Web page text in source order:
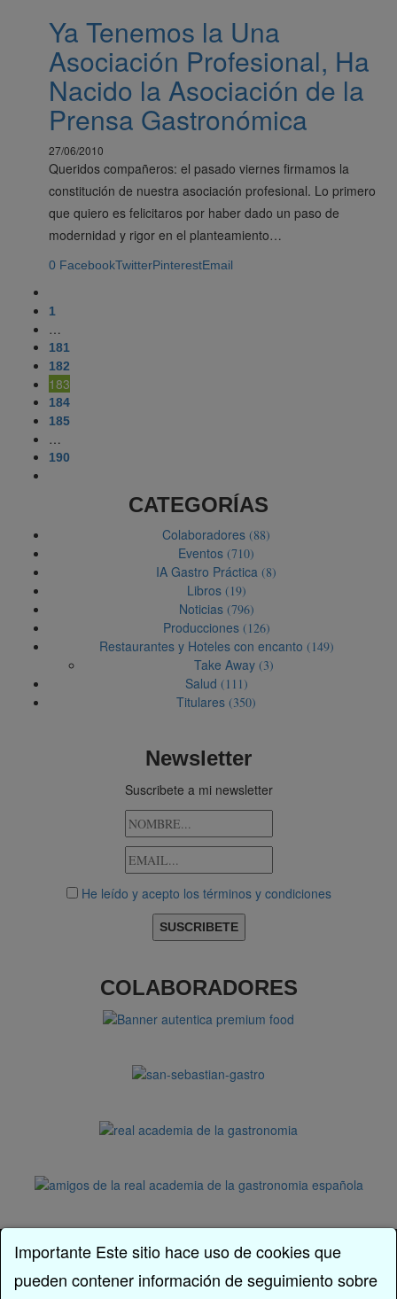
Ya Tenemos la Una
Asociación Profesional, Ha
Nacido la Asociación de la
Prensa Gastronómica
27/06/2010
Queridos compañeros: el pasado viernes firmamos la
constitución de nuestra asociación profesional. Lo primero
que quiero es felicitaros por haber dado un paso de
modernidad y rigor en el planteamiento…
0 FacebookTwitterPinterestEmail
1
…
181
182
183
184
185
…
190
CATEGORÍAS
Colaboradores (88)
Eventos (710)
IA Gastro Práctica (8)
Libros (19)
Noticias (796)
Producciones (126)
Restaurantes y Hoteles con encanto (149)
Take Away (3)
Salud (111)
Titulares (350)
Newsletter
Suscribete a mi newsletter
He leído y acepto los términos y condiciones
COLABORADORES
Twitter
Importante Este sitio hace uso de cookies que
pueden contener información de seguimiento sobre